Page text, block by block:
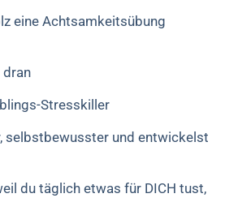
eine Achtsamkeitsübung
Stresskiller
selbstbewusster und entwickelst
du täglich etwas für DICH tust,